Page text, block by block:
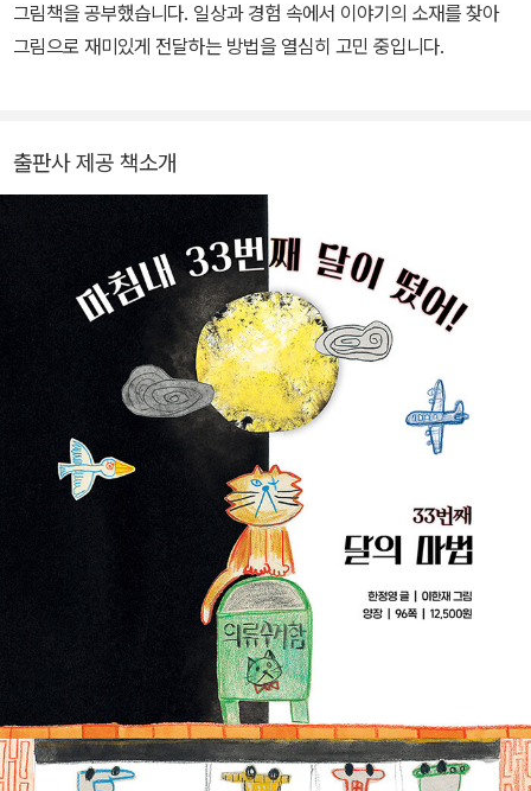
그림책을 공부했습니다. 일상과 경험 속에서 이야기의 소재를 찾아
그림으로 재미있게 전달하는 방법을 열심히 고민 중입니다.
출판사 제공 책소개